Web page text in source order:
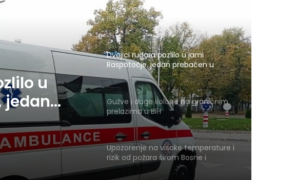
u
jedan
Novi sigurnosni sistem za izbore u
BiH
Dvojici rudara pozlilo u jami
Raspotočje, jedan prebačen u
bolnicu
Gužve i duge kolone na graničnim
prelazima u BiH
Upozorenje na visoke temperature i
rizik od požara širom Bosne i
Hercegovine